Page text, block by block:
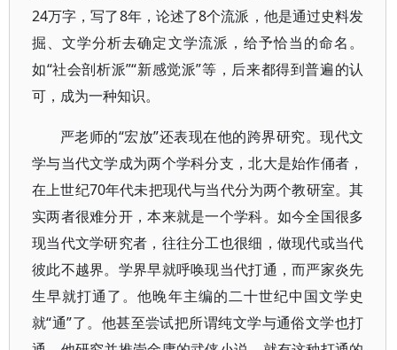
24万字，写了8年，论述了8个流派，他是通过史料发
掘、文学分析去确定文学流派，给予恰当的命名。
如“社会剖析派”“新感觉派”等，后来都得到普遍的认
可，成为一种知识。
严老师的“宏放”还表现在他的跨界研究。现代文
学与当代文学成为两个学科分支，北大是始作俑者，
在上世纪70年代未把现代与当代分为两个教研室。其
实两者很难分开，本来就是一个学科。如今全国很多
现当代文学研究者，往往分工也很细，做现代或当代
彼此不越界。学界早就呼唤现当代打通，而严家炎先
生早就打通了。他晚年主编的二十世纪中国文学史
就“通”了。他甚至尝试把所谓纯文学与通俗文学也打